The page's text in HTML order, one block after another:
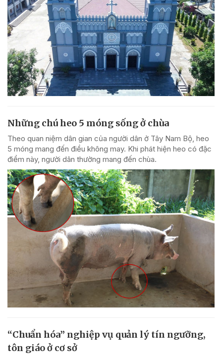
Những chú heo 5 móng sống ở chùa
Theo quan niệm dân gian của người dân ở Tây Nam Bộ, heo
5 móng mang đến điều không may. Khi phát hiện heo có đặc
điểm này, người dân thường mang đến chùa.
“Chuẩn hóa” nghiệp vụ quản lý tín ngưỡng,
tôn giáo ở cơ sở